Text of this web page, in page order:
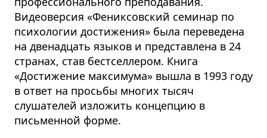
Видеоверсия «Фениксовский семинар по
психологии достижения» была переведена
на двенадцать языков и представлена в 24
странах, став бестселлером. Книга
«Достижение максимума» вышла в 1993 году
в ответ на просьбы многих тысяч
слушателей изложить концепцию в
письменной форме.